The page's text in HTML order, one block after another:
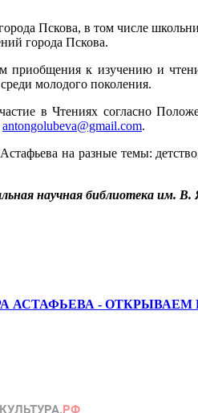
Пскова, в том числе
города Пскова.
к изучению и
молодого поколения.
в Чтениях согласно
antongolubeva@gmail.com.
на разные темы:
научная библиотека им. В.
АСТАФЬЕВА - ОТКРЫВАЕМ